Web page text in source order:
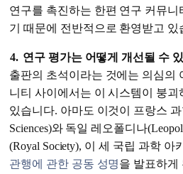
연구를 촉진하는 한편 연구 커뮤
기 때문에 전반적으로 환영받고 있
4. 연구 평가는 어떻게 개선될 수
출판의 초석이라는 것에는 의심의
니티 사이에서는 이 시스템이 붕
있습니다. 아마도 이것이 프랑스
Sciences)와 독일 레오폴디나
(Royal Society), 이 세 국립 과학 아
관행에 관한 공동 성명을 발표하게